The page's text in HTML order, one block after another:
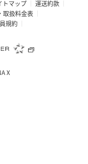
トマップ
運送約款
取扱料金表
規約
X